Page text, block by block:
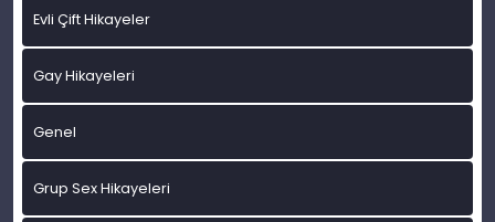
Evli Çift Hikayeler
Gay Hikayeleri
Genel
Grup Sex Hikayeleri